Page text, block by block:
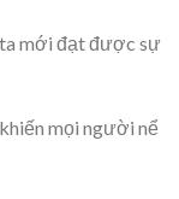
ta mới đạt được sự
mọi người nể